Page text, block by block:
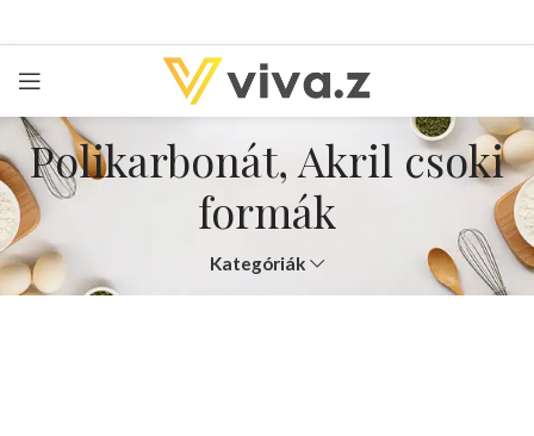
Polikarbonát, Akril csoki
formák
Kategóriák